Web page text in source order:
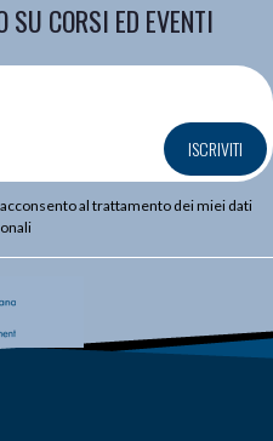
SU CORSI ED EVENTI
ISCRIVITI
al trattamento dei miei dati